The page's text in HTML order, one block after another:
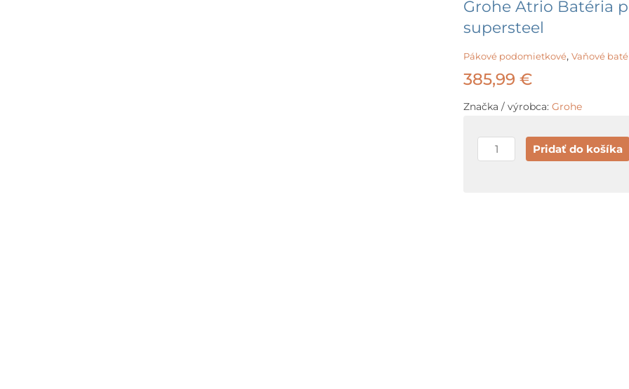
Grohe Atrio Batéria
supersteel
Pákové podomietkové, Vaňové
385,99 €
Značka / výrobca: Grohe
množstvo
Grohe
Pridať do košíka